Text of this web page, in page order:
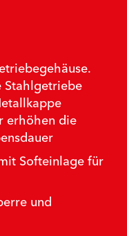
Stahlgetriebe
erhöhen die
Softeinlage für
und